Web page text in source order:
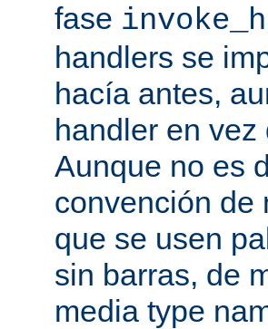
fase
handlers se
hacía antes,
handler en
Aunque no es
convención de
que se usen
sin barras, de
media type